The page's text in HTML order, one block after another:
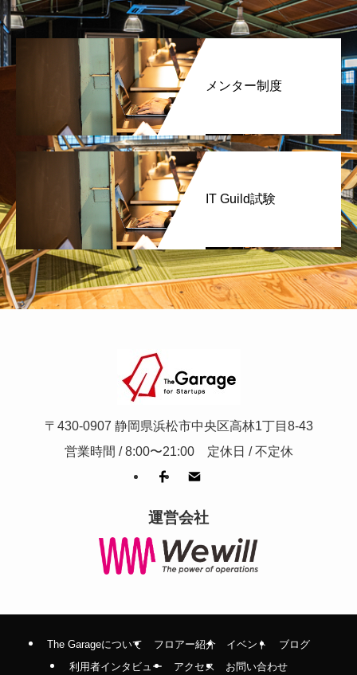
メンター制度
IT Guild試験
〒430-0907 静岡県浜松市中央区高林1丁目8-43
営業時間 / 8:00〜21:00 定休日 / 不定休
運営会社
The Garageについて フロアー紹介 イベント
ブログ
利用者インタビュー
アクセス お問い合わせ